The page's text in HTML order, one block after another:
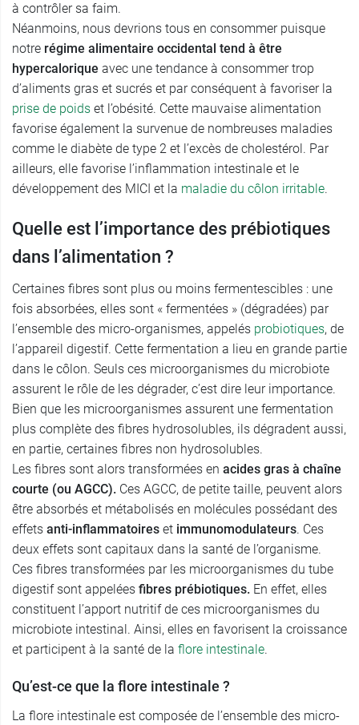
à contrôler sa faim.
Néanmoins, nous devrions tous en consommer puisque
notre régime alimentaire occidental tend à être
hypercalorique avec une tendance à consommer trop
d’aliments gras et sucrés et par conséquent à favoriser la
prise de poids et l’obésité. Cette mauvaise alimentation
favorise également la survenue de nombreuses maladies
comme le diabète de type 2 et l’excès de cholestérol. Par
ailleurs, elle favorise l’inflammation intestinale et le
développement des MICI et la maladie du côlon irritable.
Quelle est l’importance des prébiotiques
dans l’alimentation ?
Certaines fibres sont plus ou moins fermentescibles : une
fois absorbées, elles sont « fermentées » (dégradées) par
l’ensemble des micro-organismes, appelés probiotiques, de
l’appareil digestif. Cette fermentation a lieu en grande partie
dans le côlon. Seuls ces microorganismes du microbiote
assurent le rôle de les dégrader, c’est dire leur importance.
Bien que les microorganismes assurent une fermentation
plus complète des fibres hydrosolubles, ils dégradent aussi,
en partie, certaines fibres non hydrosolubles.
Les fibres sont alors transformées en acides gras à chaîne
courte (ou AGCC). Ces AGCC, de petite taille, peuvent alors
être absorbés et métabolisés en molécules possédant des
effets anti-inflammatoires et immunomodulateurs. Ces
deux effets sont capitaux dans la santé de l’organisme.
Ces fibres transformées par les microorganismes du tube
digestif sont appelées fibres prébiotiques. En effet, elles
constituent l’apport nutritif de ces microorganismes du
microbiote intestinal. Ainsi, elles en favorisent la croissance
et participent à la santé de la flore intestinale.
Qu’est-ce que la flore intestinale ?
La flore intestinale est composée de l’ensemble des micro-